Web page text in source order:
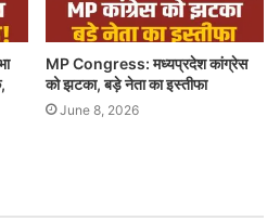
MP Congress: मध्यप्रदेश कांग्रेस
को झटका, बड़े नेता का इस्तीफा
June 8, 2026